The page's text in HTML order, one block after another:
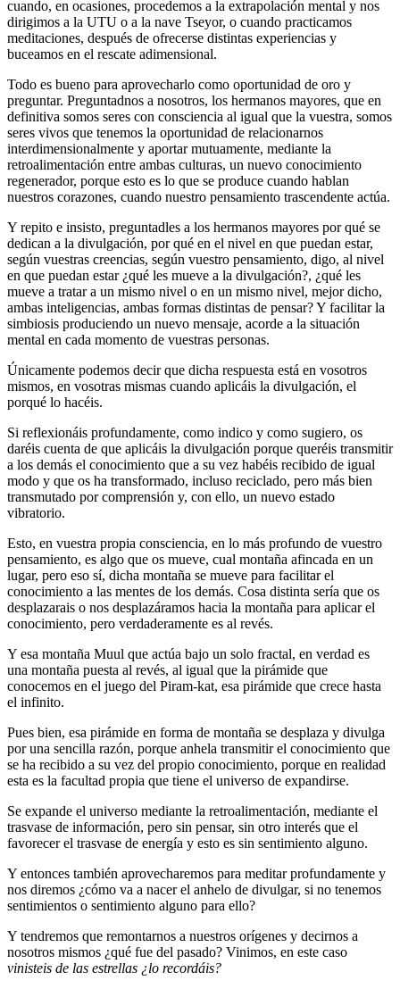
cuando, en ocasiones, procedemos a la extrapolación mental y nos
dirigimos a la UTU o a la nave Tseyor, o cuando practicamos
meditaciones, después de ofrecerse distintas experiencias y
buceamos en el rescate adimensional.
Todo es bueno para aprovecharlo como oportunidad de oro y
preguntar. Preguntadnos a nosotros, los hermanos mayores, que en
definitiva somos seres con consciencia al igual que la vuestra, somos
seres vivos que tenemos la oportunidad de relacionarnos
interdimensionalmente y aportar mutuamente, mediante la
retroalimentación entre ambas culturas, un nuevo conocimiento
regenerador, porque esto es lo que se produce cuando hablan
nuestros corazones, cuando nuestro pensamiento trascendente actúa.
Y repito e insisto, preguntadles a los hermanos mayores por qué se
dedican a la divulgación, por qué en el nivel en que puedan estar,
según vuestras creencias, según vuestro pensamiento, digo, al nivel
en que puedan estar ¿qué les mueve a la divulgación?, ¿qué les
mueve a tratar a un mismo nivel o en un mismo nivel, mejor dicho,
ambas inteligencias, ambas formas distintas de pensar? Y facilitar la
simbiosis produciendo un nuevo mensaje, acorde a la situación
mental en cada momento de vuestras personas.
Únicamente podemos decir que dicha respuesta está en vosotros
mismos, en vosotras mismas cuando aplicáis la divulgación, el
porqué lo hacéis.
Si reflexionáis profundamente, como indico y como sugiero, os
daréis cuenta de que aplicáis la divulgación porque queréis transmitir
a los demás el conocimiento que a su vez habéis recibido de igual
modo y que os ha transformado, incluso reciclado, pero más bien
transmutado por comprensión y, con ello, un nuevo estado
vibratorio.
Esto, en vuestra propia consciencia, en lo más profundo de vuestro
pensamiento, es algo que os mueve, cual montaña afincada en un
lugar, pero eso sí, dicha montaña se mueve para facilitar el
conocimiento a las mentes de los demás. Cosa distinta sería que os
desplazarais o nos desplazáramos hacia la montaña para aplicar el
conocimiento, pero verdaderamente es al revés.
Y esa montaña Muul que actúa bajo un solo fractal, en verdad es
una montaña puesta al revés, al igual que la pirámide que
conocemos en el juego del Piram-kat, esa pirámide que crece hasta
el infinito.
Pues bien, esa pirámide en forma de montaña se desplaza y divulga
por una sencilla razón, porque anhela transmitir el conocimiento que
se ha recibido a su vez del propio conocimiento, porque en realidad
esta es la facultad propia que tiene el universo de expandirse.
Se expande el universo mediante la retroalimentación, mediante el
trasvase de información, pero sin pensar, sin otro interés que el
favorecer el trasvase de energía y esto es sin sentimiento alguno.
Y entonces también aprovecharemos para meditar profundamente y
nos diremos ¿cómo va a nacer el anhelo de divulgar, si no tenemos
sentimientos o sentimiento alguno para ello?
Y tendremos que remontarnos a nuestros orígenes y decirnos a
nosotros mismos ¿qué fue del pasado? Vinimos, en este caso
vinisteis de las estrellas ¿lo recordáis?